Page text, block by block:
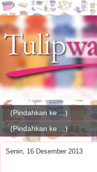
Senin, 16 Desember 2013